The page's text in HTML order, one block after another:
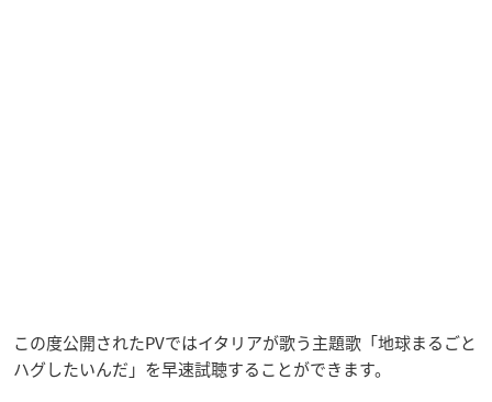
この度公開されたPVではイタリアが歌う主題歌「地球まるごと
ハグしたいんだ」を早速試聴することができます。